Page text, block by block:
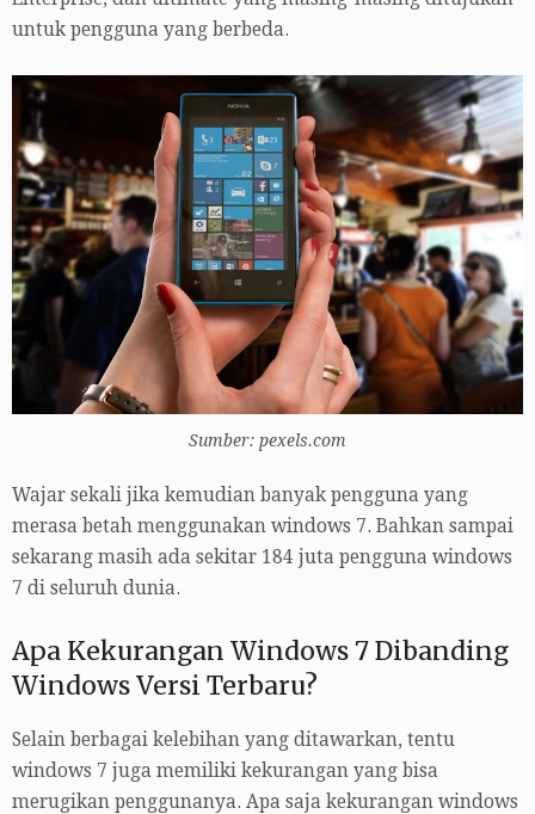
untuk pengguna yang berbeda.
Sumber: pexels.com
Wajar sekali jika kemudian banyak pengguna yang
merasa betah menggunakan windows 7. Bahkan sampai
sekarang masih ada sekitar 184 juta pengguna windows
7 di seluruh dunia.
Apa Kekurangan Windows 7 Dibanding
Windows Versi Terbaru?
Selain berbagai kelebihan yang ditawarkan, tentu
windows 7 juga memiliki kekurangan yang bisa
merugikan penggunanya. Apa saja kekurangan windows